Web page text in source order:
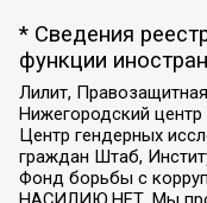
* Сведения
функции
Лилит,
Нижегородский центр
Центр гендерных
граждан Штаб,
Фонд борьбы с